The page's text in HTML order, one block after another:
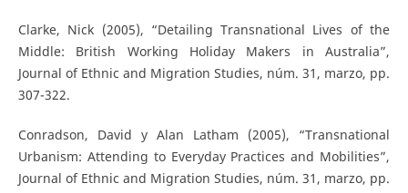
Clarke, Nick (2005), “Detailing Transnational Lives of the
Middle: British Working Holiday Makers in Australia”,
Journal of Ethnic and Migration Studies, núm. 31, marzo, pp.
307-322.
Conradson, David y Alan Latham (2005), “Transnational
Urbanism: Attending to Everyday Practices and Mobilities”,
Journal of Ethnic and Migration Studies, núm. 31, marzo, pp.